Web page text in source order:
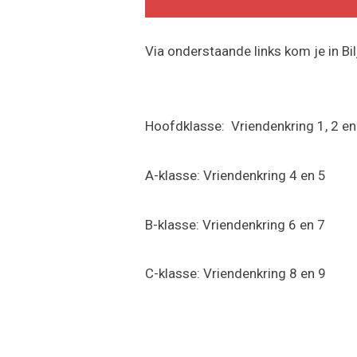
Via onderstaande links kom je in
Hoofdklasse: Vriendenkring 1, 2
A-klasse: Vriendenkring 4 en 5
B-klasse: Vriendenkring 6 en 7
C-klasse: Vriendenkring 8 en 9